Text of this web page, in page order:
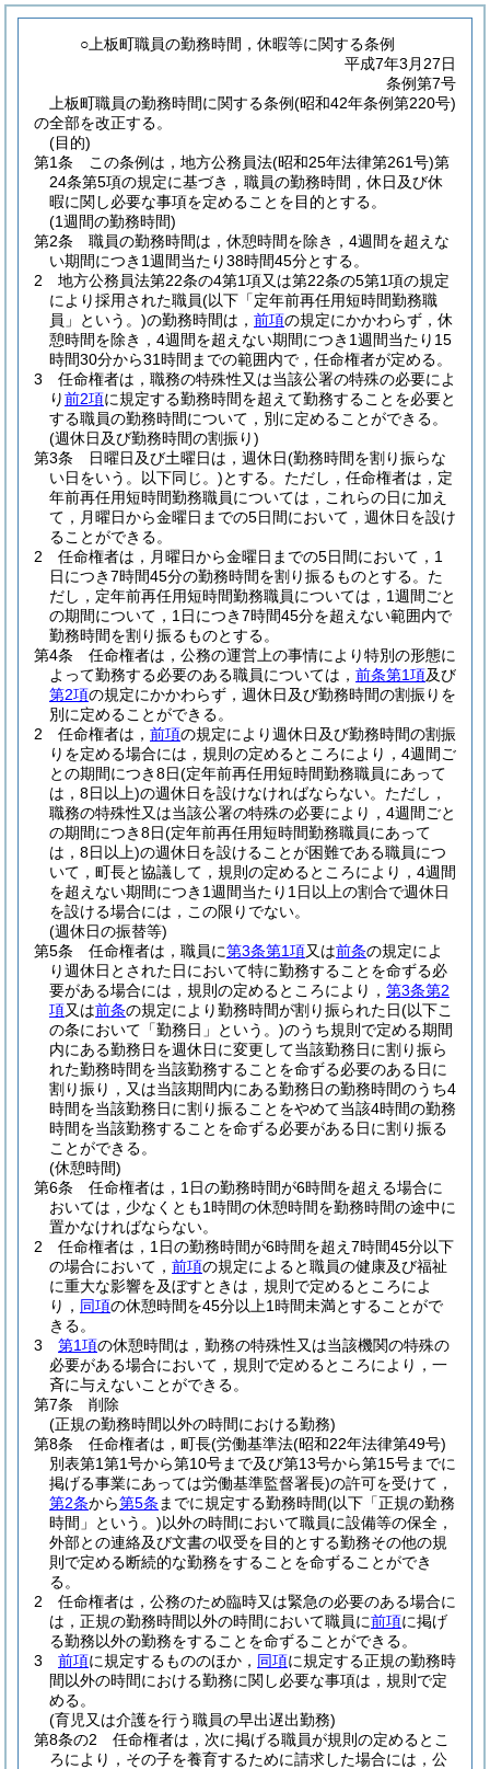
○上板町職員の勤務時間，休暇等に関する条例
平成7年3月27日
条例第7号
上板町職員の勤務時間に関する条例(昭和42年条例第220号)
の全部を改正する。
(目的)
第1条
この条例は，地方公務員法(昭和25年法律第261号)第
24条第5項の規定に基づき，職員の勤務時間，休日及び休
暇に関し必要な事項を定めることを目的とする。
(1週間の勤務時間)
第2条
職員の勤務時間は，休憩時間を除き，4週間を超えな
い期間につき1週間当たり38時間45分とする。
2
地方公務員法第22条の4第1項又は第22条の5第1項の規定
により採用された職員(以下「定年前再任用短時間勤務職
員」という。)の勤務時間は， 前項の規定にかかわらず，休
憩時間を除き，4週間を超えない期間につき1週間当たり15
時間30分から31時間までの範囲内で，任命権者が定める。
3
任命権者は，職務の特殊性又は当該公署の特殊の必要によ
り前2項に規定する勤務時間を超えて勤務することを必要と
する職員の勤務時間について，別に定めることができる。
(週休日及び勤務時間の割振り)
第3条
日曜日及び土曜日は，週休日(勤務時間を割り振らな
い日をいう。以下同じ。)とする。 ただし，任命権者は，定
年前再任用短時間勤務職員については，これらの日に加え
て，月曜日から金曜日までの5日間において，週休日を設け
ることができる。
2
任命権者は，月曜日から金曜日までの5日間において，1
日につき7時間45分の勤務時間を割り振るものとする。 た
だし，定年前再任用短時間勤務職員については，1週間ごと
の期間について，1日につき7時間45分を超えない範囲内で
勤務時間を割り振るものとする。
第4条
任命権者は，公務の運営上の事情により特別の形態に
よって勤務する必要のある職員については， 前条第1項及び
第2項の規定にかかわらず，週休日及び勤務時間の割振りを
別に定めることができる。
2
任命権者は， 前項の規定により週休日及び勤務時間の割振
りを定める場合には，規則の定めるところにより，4週間ご
との期間につき8日(定年前再任用短時間勤務職員にあって
は，8日以上)の週休日を設けなければならない。 ただし，
職務の特殊性又は当該公署の特殊の必要により，4週間ごと
の期間につき8日(定年前再任用短時間勤務職員にあって
は，8日以上)の週休日を設けることが困難である職員につ
いて，町長と協議して，規則の定めるところにより，4週間
を超えない期間につき1週間当たり1日以上の割合で週休日
を設ける場合には，この限りでない。
(週休日の振替等)
第5条
任命権者は，職員に第3条第1項又は前条の規定によ
り週休日とされた日において特に勤務することを命ずる必
要がある場合には，規則の定めるところにより， 第3条第2
項又は前条の規定により勤務時間が割り振られた日(以下こ
の条において「勤務日」という。)のうち規則で定める期間
内にある勤務日を週休日に変更して当該勤務日に割り振ら
れた勤務時間を当該勤務することを命ずる必要のある日に
割り振り，又は当該期間内にある勤務日の勤務時間のうち4
時間を当該勤務日に割り振ることをやめて当該4時間の勤務
時間を当該勤務することを命ずる必要がある日に割り振る
ことができる。
(休憩時間)
第6条
任命権者は，1日の勤務時間が6時間を超える場合に
おいては，少なくとも1時間の休憩時間を勤務時間の途中に
置かなければならない。
2
任命権者は，1日の勤務時間が6時間を超え7時間45分以下
の場合において， 前項の規定によると職員の健康及び福祉
に重大な影響を及ぼすときは，規則で定めるところによ
り， 同項の休憩時間を45分以上1時間未満とすることがで
きる。
3
第1項の休憩時間は，勤務の特殊性又は当該機関の特殊の
必要がある場合において，規則で定めるところにより，一
斉に与えないことができる。
第7条
削除
(正規の勤務時間以外の時間における勤務)
第8条
任命権者は，町長(労働基準法(昭和22年法律第49号)
別表第1第1号から第10号まで及び第13号から第15号までに
掲げる事業にあっては労働基準監督署長)の許可を受けて，
第2条から第5条 までに規定する勤務時間(以下「正規の勤務
時間」という。)以外の時間において職員に設備等の保全，
外部との連絡及び文書の収受を目的とする勤務その他の規
則で定める断続的な勤務をすることを命ずることができ
る。
2
任命権者は，公務のため臨時又は緊急の必要のある場合に
は，正規の勤務時間以外の時間において職員に前項に掲げ
る勤務以外の勤務をすることを命ずることができる。
3
前項に規定するもののほか， 同項に規定する正規の勤務時
間以外の時間における勤務に関し必要な事項は，規則で定
める。
(育児又は介護を行う職員の早出遅出勤務)
第8条の2
任命権者は，次に掲げる職員が規則の定めるとこ
ろにより，その子を養育するために請求した場合には，公